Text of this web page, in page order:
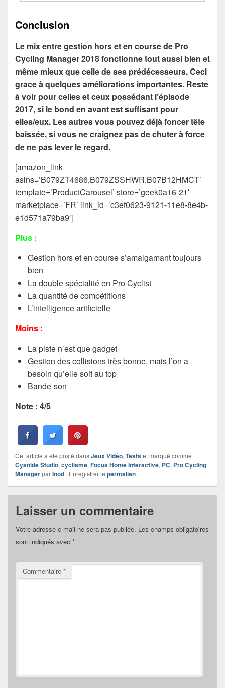
Conclusion
Le mix entre gestion hors et en course de Pro
Cycling Manager 2018 fonctionne tout aussi bien et
même mieux que celle de ses prédécesseurs. Ceci
grace à quelques améliorations importantes. Reste
à voir pour celles et ceux possédant l’épisode
2017, si le bond en avant est suffisant pour
elles/eux. Les autres vous pouvez déjà foncer tête
baissée, si vous ne craignez pas de chuter à force
de ne pas lever le regard.
[amazon_link
asins=’B079ZT4686,B079ZSSHWR,B07B12HMCT’
template=’ProductCarousel’ store=’geek0a16-21′
marketplace=’FR’ link_id=’c3ef0623-9121-11e8-8e4b-
e1d571a79ba9′]
Plus :
Gestion hors et en course s’amalgamant toujours
bien
La double spécialité en Pro Cyclist
La quantité de compétitions
L’intelligence artificielle
Moins :
La piste n’est que gadget
Gestion des collisions très bonne, mais l’on a
besoin qu’elle soit au top
Bande-son
Note : 4/5
Cet article a été posté dansJeux Vidéo, Testset marqué comme
Cyanide Studio, cyclisme, Focus Home Interactive, PC, Pro Cycling
ManagerparInod . Enregistrer le permalien.
Laisser un commentaire
Votre adresse e-mail ne sera pas publiée. Les champs obligatoires
sont indiqués avec *
Commentaire *